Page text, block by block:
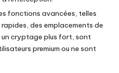
fonctions avancées, telles
des emplacements de
un cryptage plus fort, sont
premium ou ne sont